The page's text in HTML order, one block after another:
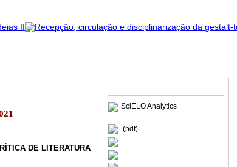
SciELO Analytics
(pdf)
DE LITERATURA